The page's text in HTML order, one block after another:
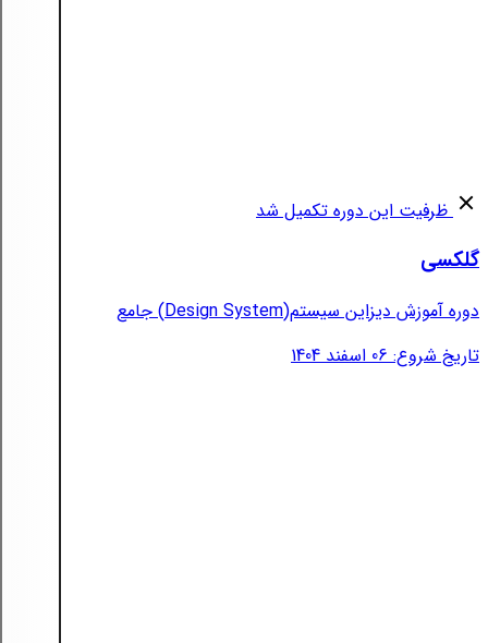
ظرفیت این دوره تکمیل شد
گلکسی
دوره آموزش دیزاین سیستم(Design System) جامع
تاریخ شروع: 06 اسفند 1404